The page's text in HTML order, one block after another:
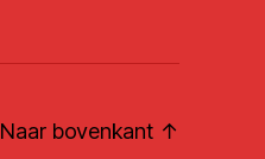
Naar bovenkant ↑